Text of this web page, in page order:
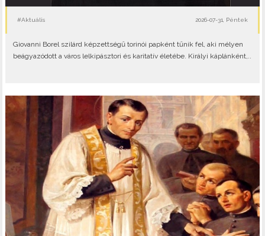
#Aktuális 2026-07-31, Péntek
Giovanni Borel szilárd képzettségű torinói papként tűnik fel, aki mélyen
beágyazódott a város lelkipásztori és karitatív életébe. Királyi káplánként,..